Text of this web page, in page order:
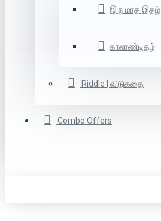
இரு மாத இதழ்
காலாண்டிதழ்
Riddle | விடுகதை
Combo Offers